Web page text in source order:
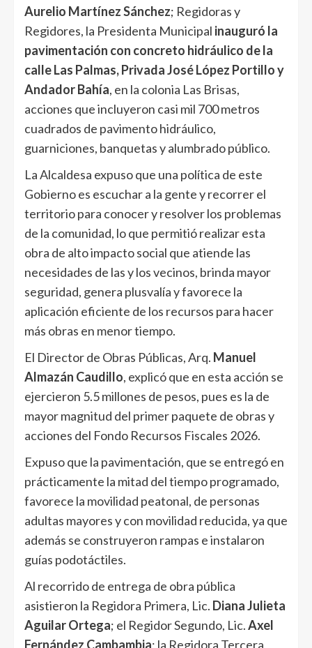
Aurelio Martínez Sánchez; Regidoras y
Regidores, la Presidenta Municipal inauguró la
pavimentación con concreto hidráulico de la
calle Las Palmas, Privada José López Portillo y
Andador Bahía, en la colonia Las Brisas,
acciones que incluyeron casi mil 700 metros
cuadrados de pavimento hidráulico,
guarniciones, banquetas y alumbrado público.
La Alcaldesa expuso que una política de este
Gobierno es escuchar a la gente y recorrer el
territorio para conocer y resolver los problemas
de la comunidad, lo que permitió realizar esta
obra de alto impacto social que atiende las
necesidades de las y los vecinos, brinda mayor
seguridad, genera plusvalía y favorece la
aplicación eficiente de los recursos para hacer
más obras en menor tiempo.
El Director de Obras Públicas, Arq. Manuel
Almazán Caudillo, explicó que en esta acción se
ejercieron 5.5 millones de pesos, pues es la de
mayor magnitud del primer paquete de obras y
acciones del Fondo Recursos Fiscales 2026.
Expuso que la pavimentación, que se entregó en
prácticamente la mitad del tiempo programado,
favorece la movilidad peatonal, de personas
adultas mayores y con movilidad reducida, ya que
además se construyeron rampas e instalaron
guías podotáctiles.
Al recorrido de entrega de obra pública
asistieron la Regidora Primera, Lic. Diana Julieta
Aguilar Ortega; el Regidor Segundo, Lic.Axel
Fernández Cambambia; la Regidora Tercera,